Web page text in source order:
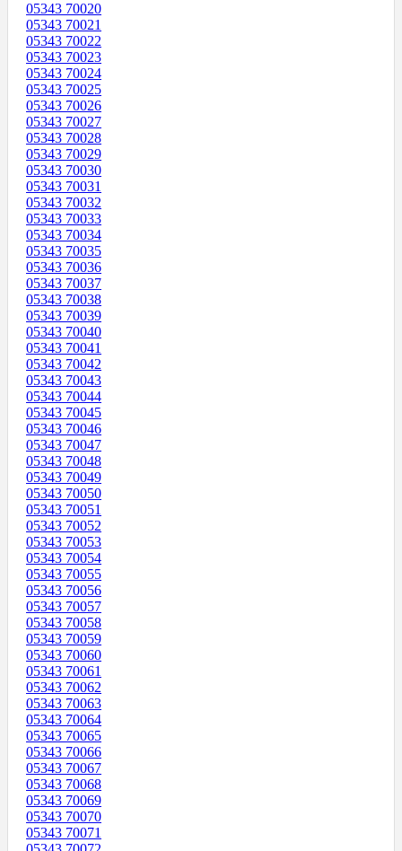
05343 70020
05343 70021
05343 70022
05343 70023
05343 70024
05343 70025
05343 70026
05343 70027
05343 70028
05343 70029
05343 70030
05343 70031
05343 70032
05343 70033
05343 70034
05343 70035
05343 70036
05343 70037
05343 70038
05343 70039
05343 70040
05343 70041
05343 70042
05343 70043
05343 70044
05343 70045
05343 70046
05343 70047
05343 70048
05343 70049
05343 70050
05343 70051
05343 70052
05343 70053
05343 70054
05343 70055
05343 70056
05343 70057
05343 70058
05343 70059
05343 70060
05343 70061
05343 70062
05343 70063
05343 70064
05343 70065
05343 70066
05343 70067
05343 70068
05343 70069
05343 70070
05343 70071